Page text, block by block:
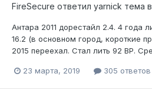
FireSecure ответил yarnick тема в
Антара 2011 дорестайл 2.4. 4 года
16.2 (в основном город, короткие
2015 переехал. Стал лить 92 BP.
23 марта, 2019 305 ответов